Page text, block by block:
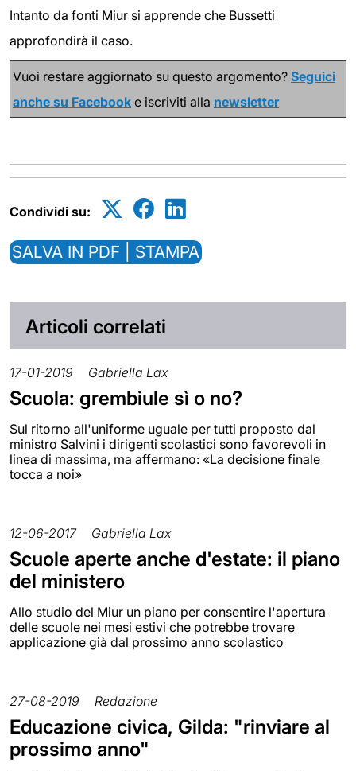
Intanto da fonti Miur si apprende che Bussetti
approfondirà il caso.
Vuoi restare aggiornato su questo argomento? Seguici
anche su Facebook e iscriviti alla newsletter
Condividi su:
SALVA IN PDF | STAMPA
Articoli correlati
17-01-2019 Gabriella Lax
Scuola: grembiule sì o no?
Sul ritorno all'uniforme uguale per tutti proposto dal
ministro Salvini i dirigenti scolastici sono favorevoli in
linea di massima, ma affermano: «La decisione finale
tocca a noi»
12-06-2017 Gabriella Lax
Scuole aperte anche d'estate: il piano
del ministero
Allo studio del Miur un piano per consentire l'apertura
delle scuole nei mesi estivi che potrebbe trovare
applicazione già dal prossimo anno scolastico
27-08-2019 Redazione
Educazione civica, Gilda: "rinviare al
prossimo anno"